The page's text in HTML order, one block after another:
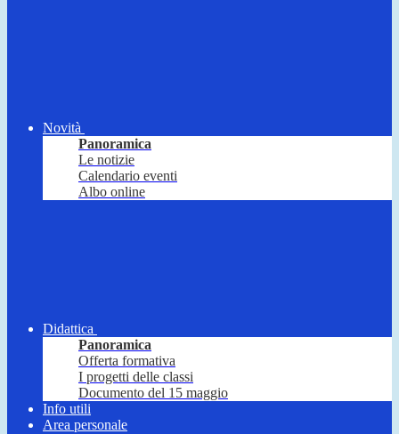
Novità
Panoramica
Le notizie
Calendario eventi
Albo online
Didattica
Panoramica
Offerta formativa
I progetti delle classi
Documento del 15 maggio
Info utili
Area personale